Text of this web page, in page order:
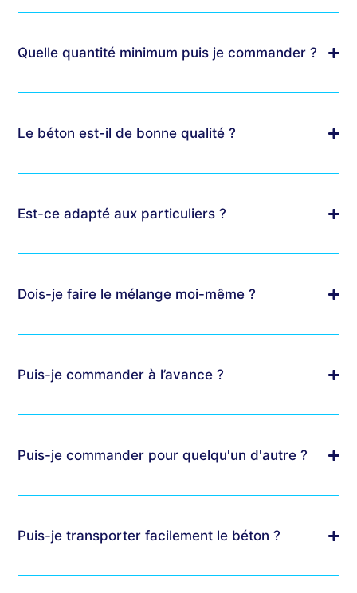
Quelle quantité minimum puis je commander ?
Le béton est-il de bonne qualité ?
Est-ce adapté aux particuliers ?
Dois-je faire le mélange moi-même ?
Puis-je commander à l’avance ?
Puis-je commander pour quelqu'un d'autre ?
Puis-je transporter facilement le béton ?